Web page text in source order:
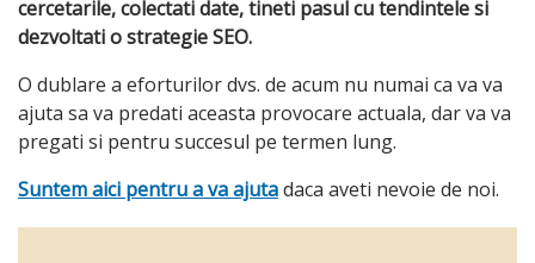
cercetarile, colectati date, tineti pasul cu tendintele si
dezvoltati o strategie SEO.
O dublare a eforturilor dvs. de acum nu numai ca va va
ajuta sa va predati aceasta provocare actuala, dar va va
pregati si pentru succesul pe termen lung.
Suntem aici pentru a va ajutadaca aveti nevoie de noi.